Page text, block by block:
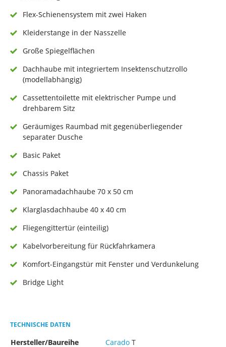
Flex-Schienensystem mit zwei Haken
Kleiderstange in der Nasszelle
Große Spiegelflächen
Dachhaube mit integriertem Insektenschutzrollo
(modellabhängig)
Cassettentoilette mit elektrischer Pumpe und
drehbarem Sitz
Geräumiges Raumbad mit gegenüberliegender
separater Dusche
Basic Paket
Chassis Paket
Panoramadachhaube 70 x 50 cm
Klarglasdachhaube 40 x 40 cm
Fliegengittertür (einteilig)
Kabelvorbereitung für Rückfahrkamera
Komfort-Eingangstür mit Fenster und Verdunkelung
Bridge Light
TECHNISCHE DATEN
Hersteller/Baureihe Carado T